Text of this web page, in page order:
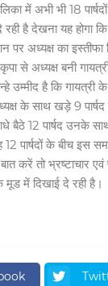
में अभी भी 18
है देखना यह होगा
पर अध्यक्ष का
से अध्यक्ष बनी
उम्मीद है कि
के साथ खड़े 9
बैठे 12 पार्षद उनके
पार्षदों के बीच इस
करें तो भ्रष्टाचार
में दिखाई दे रही है।